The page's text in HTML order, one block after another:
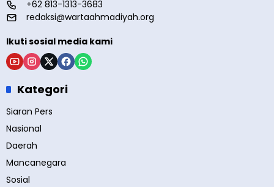
+62 813-1313-3683
redaksi@wartaahmadiyah.org
Ikuti sosial media kami
Kategori
Siaran Pers
Nasional
Daerah
Mancanegara
Sosial